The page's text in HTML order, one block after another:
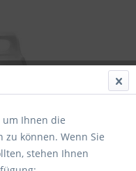
um Ihnen die
können. Wenn Sie
stehen Ihnen